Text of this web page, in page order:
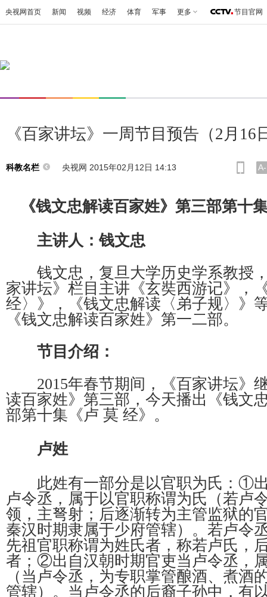
央视网首页 新闻 视频 经济 体育 军事 更多 节目官网
《百家讲坛》一周节目预告（2月16
科教名栏 央视网 2015年02月12日 14:13 A-
《钱文忠解读百家姓》第三部第十
主讲人：钱文忠
钱文忠，复旦大学历史学系教授
家讲坛》栏目主讲《玄奘西游记》，
经〉》，《钱文忠解读〈弟子规〉》
《钱文忠解读百家姓》第一二部。
节目介绍：
2015年春节期间，《百家讲坛》
读百家姓》第三部， 今天播出《钱文
部第十集《卢 莫 经》。
卢姓
此姓有一部分是以官职为氏：①出
卢令丞，属于以官职称谓为氏（若卢
领，主弩射；后逐渐转为主管监狱的
秦汉时期隶属于少府管辖）。若卢令
先祖官职称谓为姓氏者，称若卢氏，
者；②出自汉朝时期官吏当卢令丞，
（当卢令丞，为专职掌管酿酒、煮酒
管辖）。当卢令丞的后裔子孙中，有